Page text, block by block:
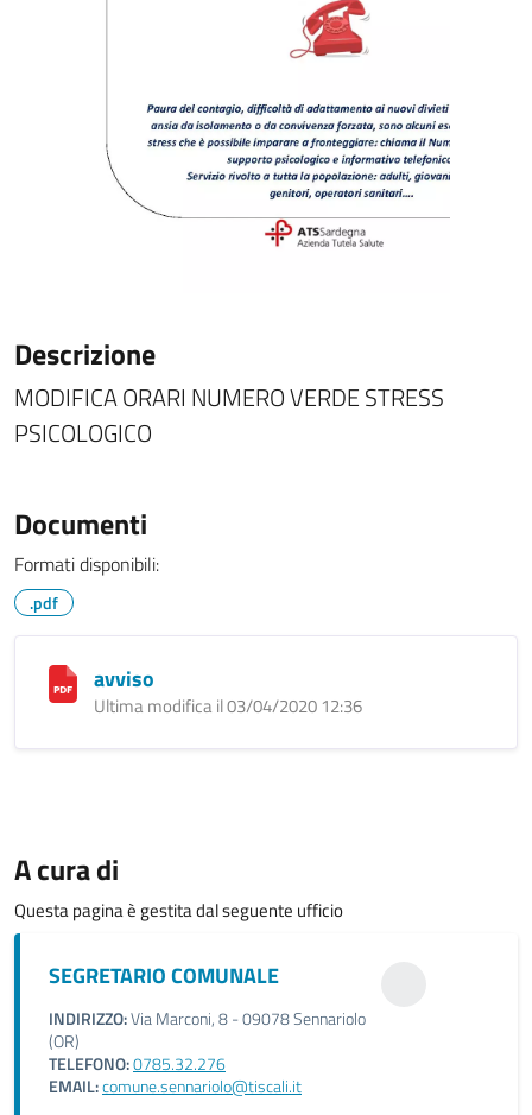
Descrizione
MODIFICA ORARI NUMERO VERDE STRESS
PSICOLOGICO
Documenti
Formati disponibili:
.pdf
avviso
Ultima modifica il 03/04/2020 12:36
A cura di
Questa pagina è gestita dal seguente ufficio
SEGRETARIO COMUNALE
INDIRIZZO:Via Marconi, 8 - 09078 Sennariolo
(OR)
TELEFONO:0785.32.276
EMAIL:comune.sennariolo@tiscali.it